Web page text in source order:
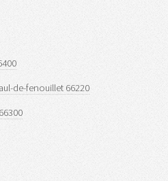
de-fenouillet 66220